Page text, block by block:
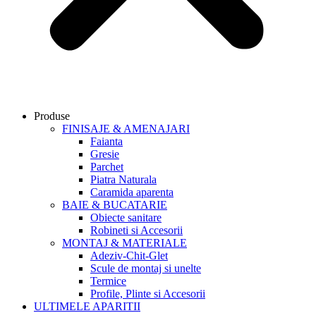
Produse
FINISAJE & AMENAJARI
Faianta
Gresie
Parchet
Piatra Naturala
Caramida aparenta
BAIE & BUCATARIE
Obiecte sanitare
Robineti si Accesorii
MONTAJ & MATERIALE
Adeziv-Chit-Glet
Scule de montaj si unelte
Termice
Profile, Plinte si Accesorii
ULTIMELE APARITII